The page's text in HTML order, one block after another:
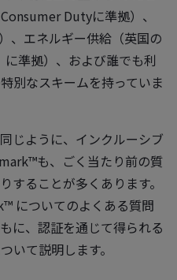
Dutyに準拠）、
、エネルギー供給（英国の
に準拠）、および誰でも利
別なスキームを持っていま
じように、インクルーシブ
も、ごく当たり前の質
することが多くあります。
についてのよくある質問
に、認証を通じて得られる
いて説明します。